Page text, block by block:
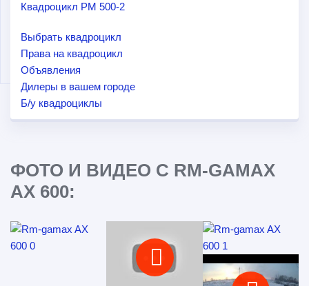
Квадроцикл РМ 500-2
Выбрать квадроцикл
Права на квадроцикл
Объявления
Дилеры в вашем городе
Б/у квадроциклы
ФОТО И ВИДЕО С RM-GAMAX
AX 600: